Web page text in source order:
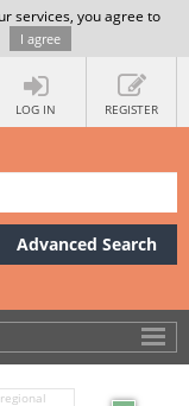
services, you agree to
I agree
LOG IN REGISTER
Advanced Search